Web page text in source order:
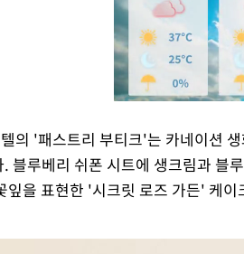
의 '패스트리 부티크'는 카네이션
블루베리 쉬폰 시트에 생크림과 블
잎을 표현한 '시크릿 로즈 가든' 케이